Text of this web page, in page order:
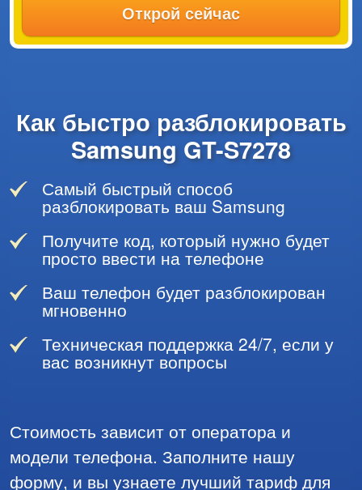
Открой сейчас
Как быстро разблокировать
Samsung GT-S7278
Самый быстрый способ
разблокировать ваш Samsung
Получите код, который нужно будет
просто ввести на телефоне
Ваш телефон будет разблокирован
мгновенно
Техническая поддержка 24/7, если у
вас возникнут вопросы
Стоимость зависит от оператора и
модели телефона. Заполните нашу
форму, и вы узнаете лучший тариф для